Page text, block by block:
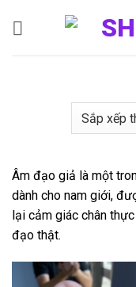
Âm đạo giả là một
dành cho nam giới,
lại cảm giác chân
đạo thật.